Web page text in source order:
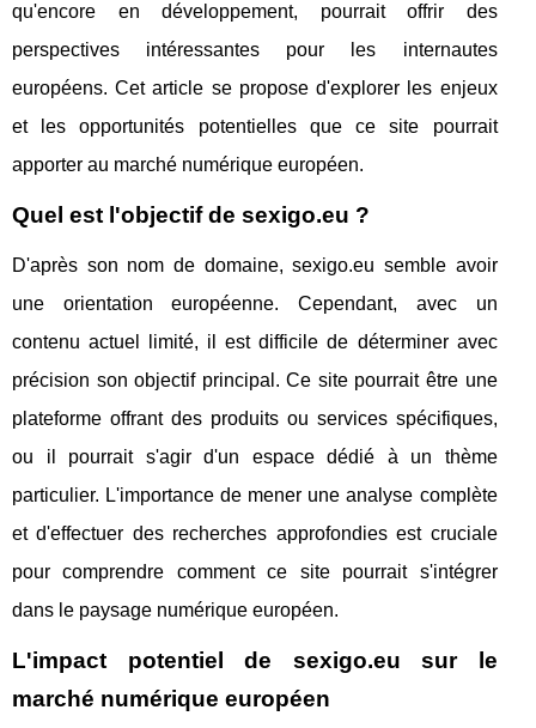
qu'encore en développement, pourrait offrir des
perspectives intéressantes pour les internautes
européens. Cet article se propose d'explorer les enjeux
et les opportunités potentielles que ce site pourrait
apporter au marché numérique européen.
Quel est l'objectif de sexigo.eu ?
D'après son nom de domaine, sexigo.eu semble avoir
une orientation européenne. Cependant, avec un
contenu actuel limité, il est difficile de déterminer avec
précision son objectif principal. Ce site pourrait être une
plateforme offrant des produits ou services spécifiques,
ou il pourrait s'agir d'un espace dédié à un thème
particulier. L'importance de mener une analyse complète
et d'effectuer des recherches approfondies est cruciale
pour comprendre comment ce site pourrait s'intégrer
dans le paysage numérique européen.
L'impact potentiel de sexigo.eu sur le
marché numérique européen